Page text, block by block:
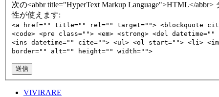
次の<abbr title="HyperText Markup Language">HTML</abbr>
性が使えます:
<a href="" title="" rel="" target=""> <blockquote
<code> <pre class=""> <em> <strong> <del
<ins datetime="" cite=""> <ul> <ol start=""> <li>
border="" alt="" height="" width="">
送信
VIVIRARE